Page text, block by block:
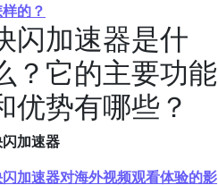
的？
闪加速器是什
？它的主要功能
优势有哪些？
加速器
加速器对海外视频观看体验的影